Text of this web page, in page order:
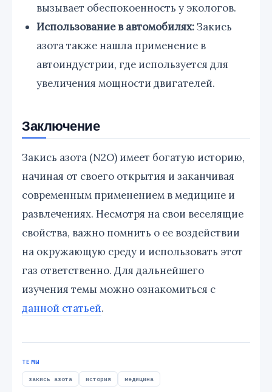
вызывает обеспокоенность у экологов.
Использование в автомобилях:Закись
азота также нашла применение в
автоиндустрии, где используется для
увеличения мощности двигателей.
Заключение
Закись азота (N2O) имеет богатую историю,
начиная от своего открытия и заканчивая
современным применением в медицине и
развлечениях. Несмотря на свои веселящие
свойства, важно помнить о ее воздействии
на окружающую среду и использовать этот
газ ответственно. Для дальнейшего
изучения темы можно ознакомиться с
данной статьей.
ТЕМЫ
закись азота история медицина